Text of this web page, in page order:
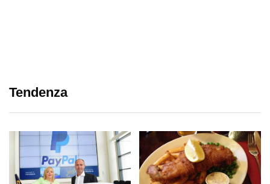
Tendenza